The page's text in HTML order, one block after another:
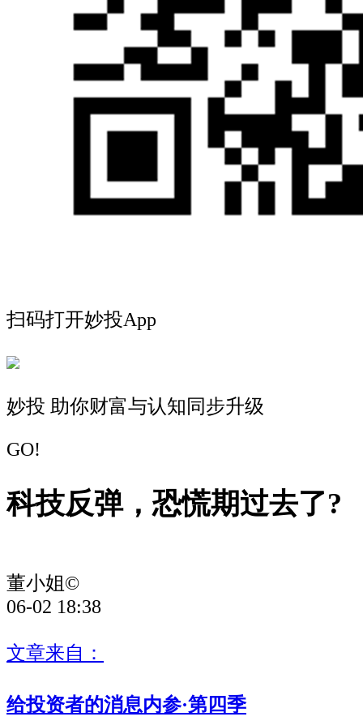
扫码打开妙投App
妙投 助你财富与认知同步升级
GO!
科技反弹，恐慌期过去了?
董小姐©
06-02 18:38
文章来自：
给投资者的消息内参·第四季